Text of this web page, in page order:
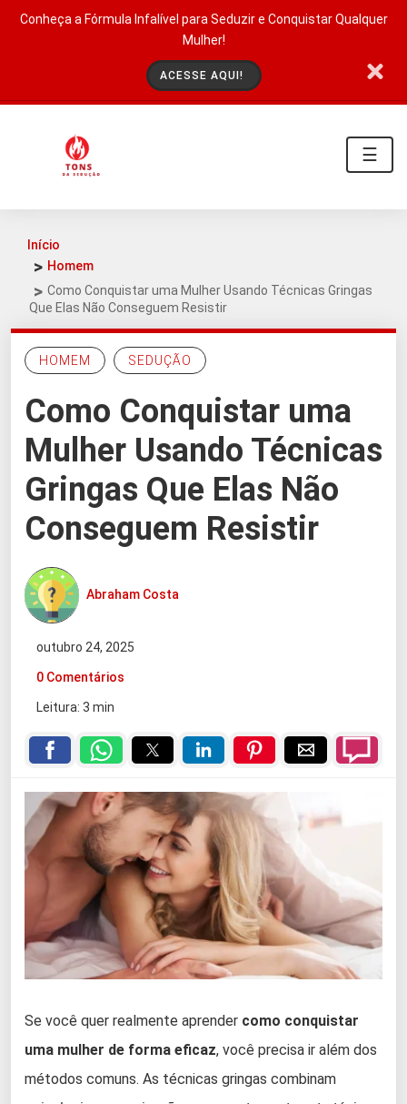
Conheça a Fórmula Infalível para Seduzir e Conquistar Qualquer
Mulher!
ACESSE AQUI!
☰
Início
Homem
Como Conquistar uma Mulher Usando Técnicas Gringas
Que Elas Não Conseguem Resistir
HOMEM SEDUÇÃO
Como Conquistar uma
Mulher Usando Técnicas
Gringas Que Elas Não
Conseguem Resistir
Abraham Costa
outubro 24, 2025
0 Comentários
Leitura: 3 min
Se você quer realmente aprender como conquistar
uma mulher de forma eficaz, você precisa ir além dos
métodos comuns. As técnicas gringas combinam